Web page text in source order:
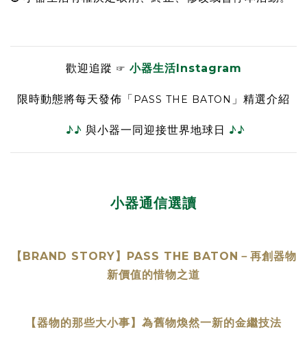
歡迎追蹤 ☞ 小器生活Instagram
限時動態將每天發佈「PASS THE BATON 」精選介紹
♪♪ 與小器一同迎接世界地球日 ♪♪
小器通信選讀
【BRAND STORY】PASS THE BATON－再創器物
新價值的惜物之道
【器物的那些大小事】為舊物煥然一新的金繼技法